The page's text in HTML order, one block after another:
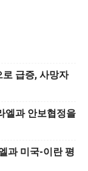
로 급증, 사망자
엘과 안보협정을
과 미국-이란 평